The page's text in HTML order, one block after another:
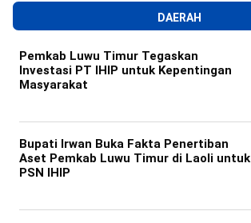
DAERAH
Pemkab Luwu Timur Tegaskan
Investasi PT IHIP untuk Kepentingan
Masyarakat
Bupati Irwan Buka Fakta Penertiban
Aset Pemkab Luwu Timur di Laoli untuk
PSN IHIP